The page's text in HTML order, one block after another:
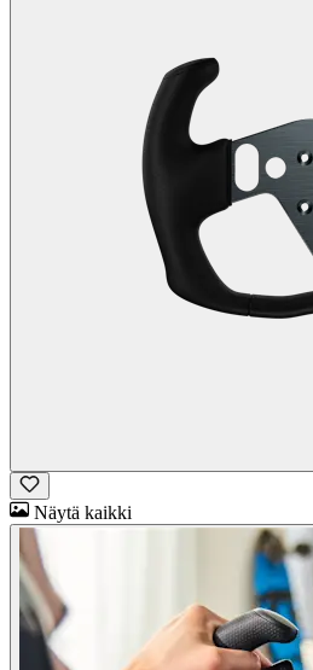
Näytä kaikki